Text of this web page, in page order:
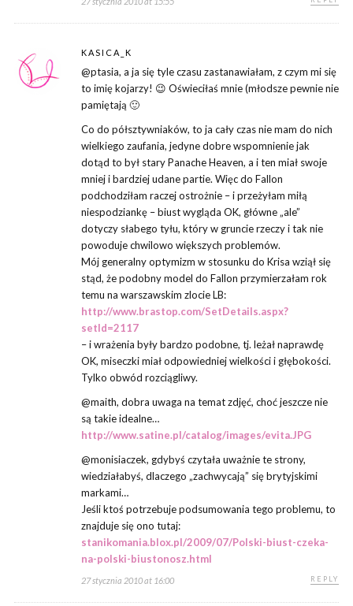
KASICA_K
@ptasia, a ja się tyle czasu zastanawiałam, z czym mi się
to imię kojarzy! 😉 Oświeciłaś mnie (młodsze pewnie nie
pamiętają 🙂
Co do półsztywniaków, to ja cały czas nie mam do nich
wielkiego zaufania, jedyne dobre wspomnienie jak
dotąd to był stary Panache Heaven, a i ten miał swoje
mniej i bardziej udane partie. Więc do Fallon
podchodziłam raczej ostrożnie – i przeżyłam miłą
niespodziankę – biust wygląda OK, główne „ale”
dotyczy słabego tyłu, który w gruncie rzeczy i tak nie
powoduje chwilowo większych problemów.
Mój generalny optymizm w stosunku do Krisa wziął się
stąd, że podobny model do Fallon przymierzałam rok
temu na warszawskim zlocie LB:
http://www.brastop.com/SetDetails.aspx?
setId=2117
– i wrażenia były bardzo podobne, tj. leżał naprawdę
OK, miseczki miał odpowiedniej wielkości i głębokości.
Tylko obwód rozciągliwy.
@maith, dobra uwaga na temat zdjęć, choć jeszcze nie
są takie idealne…
http://www.satine.pl/catalog/images/evita.JPG
@monisiaczek, gdybyś czytała uważnie te strony,
wiedziałabyś, dlaczego „zachwycają” się brytyjskimi
markami…
Jeśli ktoś potrzebuje podsumowania tego problemu, to
znajduje się ono tutaj:
stanikomania.blox.pl/2009/07/Polski-biust-czeka-
na-polski-biustonosz.html
27 stycznia 2010 at 16:00 REPLY